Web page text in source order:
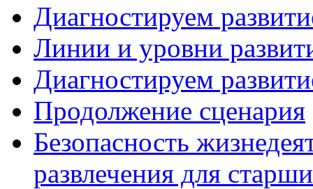
Диагностируем
Линии и уровни
Диагностируем
Продолжение сценария
Безопасность
развлечения для